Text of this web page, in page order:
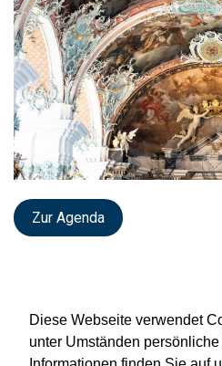
Diese Webseite verwendet
unter Umständen
Zur Agenda